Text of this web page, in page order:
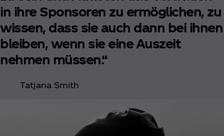
in ihre Sponsoren zu ermöglichen, zu
wissen, dass sie auch dann bei ihnen
bleiben, wenn sie eine Auszeit
nehmen müssen.“
Tatjana Smith